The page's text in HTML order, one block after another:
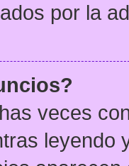
por la
veces
leyendo